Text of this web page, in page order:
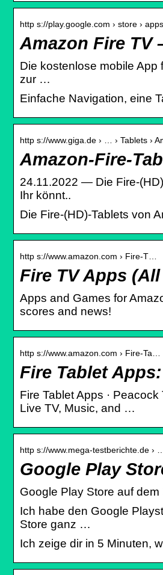
http s://play.google.com › store ›
Amazon Fire TV
Die kostenlose mobile App
zur …
Einfache Navigation, eine
http s://www.giga.de › … › Tablets ›
Amazon-Fire-
24.11.2022 — Die Fire-
Ihr könnt..
Die Fire-(HD)-Tablets von
http s://www.amazon.com › Fire-T…
Fire TV Apps
Apps and Games for
scores and news!
http s://www.amazon.com › Fire-Ta…
Fire Tablet
Fire Tablet Apps ·
Live TV, Music, and …
http s://www.mega-testberichte.de ›
Google Play
Google Play Store auf
Ich habe den Google
Store ganz …
Ich zeige dir in 5 Minuten,